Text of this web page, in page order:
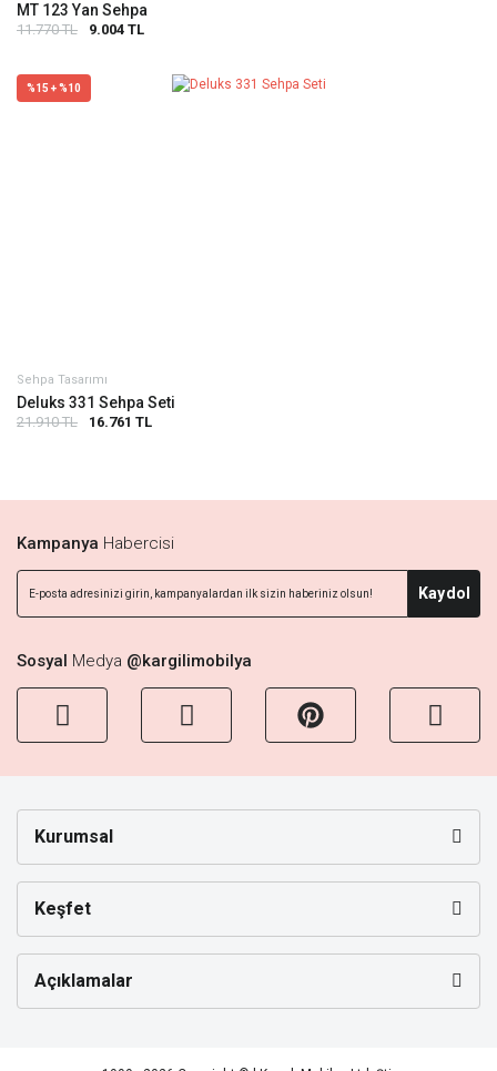
MT 123 Yan Sehpa
11.770 TL 9.004 TL
%15 + %10
Sehpa Tasarımı
Deluks 331 Sehpa Seti
21.910 TL 16.761 TL
Kampanya Habercisi
Kaydol
Sosyal Medya @kargilimobilya
Kurumsal
Keşfet
Açıklamalar